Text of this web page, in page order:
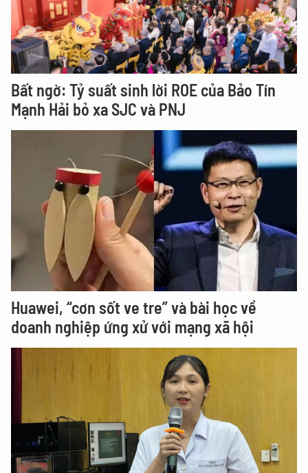
Bất ngờ: Tỷ suất sinh lời ROE của Bảo Tín
Mạnh Hải bỏ xa SJC và PNJ
Huawei, “cơn sốt ve tre” và bài học về
doanh nghiệp ứng xử với mạng xã hội